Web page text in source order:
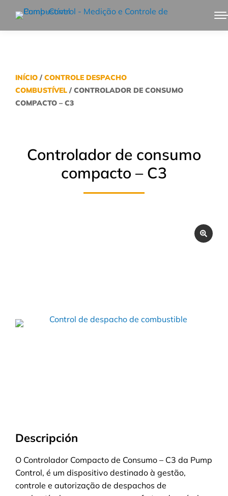
INÍCIO / CONTROLE DESPACHO
COMBUSTÍVEL / CONTROLADOR DE CONSUMO
COMPACTO – C3
Controlador de consumo
compacto – C3
Descripción
O Controlador Compacto de Consumo – C3 da Pump
Control, é um dispositivo destinado à gestão,
controle e autorização de despachos de